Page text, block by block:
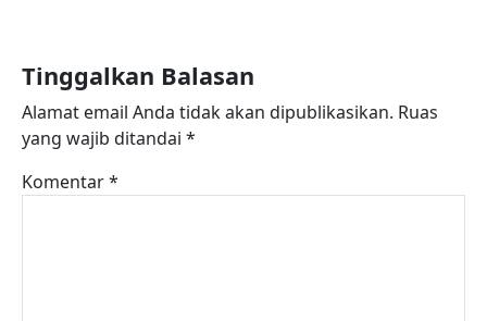
Tinggalkan Balasan
Alamat email Anda tidak akan dipublikasikan. Ruas
yang wajib ditandai *
Komentar*